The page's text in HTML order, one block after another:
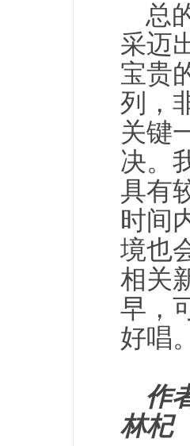
总
采迈
宝贵
列，
关键
决。
具有
时间
境也
相关
早，
好唱
作
林杞